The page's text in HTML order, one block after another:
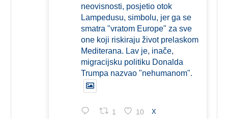
neovisnosti, posjetio otok
Lampedusu, simbolu, jer ga se
smatra "vratom Europe" za sve
one koji riskiraju život prelaskom
Mediterana. Lav je, inače,
migracijsku politiku Donalda
Trumpa nazvao "nehumanom".
1 10 X